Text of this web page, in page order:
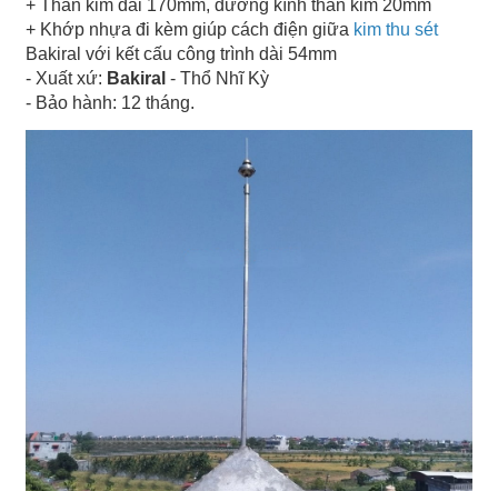
+ Thân kim dài 170mm, đường kính thân kim 20mm
+ Khớp nhựa đi kèm giúp cách điện giữa kim thu sét
Bakiral với kết cấu công trình dài 54mm
- Xuất xứ: Bakiral - Thổ Nhĩ Kỳ
- Bảo hành: 12 tháng.